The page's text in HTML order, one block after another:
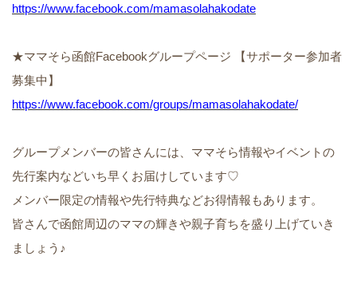
https://www.facebook.com/mamasolahakodate
★ママそら函館Facebookグループページ 【サポーター参加者
募集中】
https://www.facebook.com/groups/mamasolahakodate/
グループメンバーの皆さんには、ママそら情報やイベントの
先行案内などいち早くお届けしています♡
メンバー限定の情報や先行特典などお得情報もあります。
皆さんで函館周辺のママの輝きや親子育ちを盛り上げていき
ましょう♪